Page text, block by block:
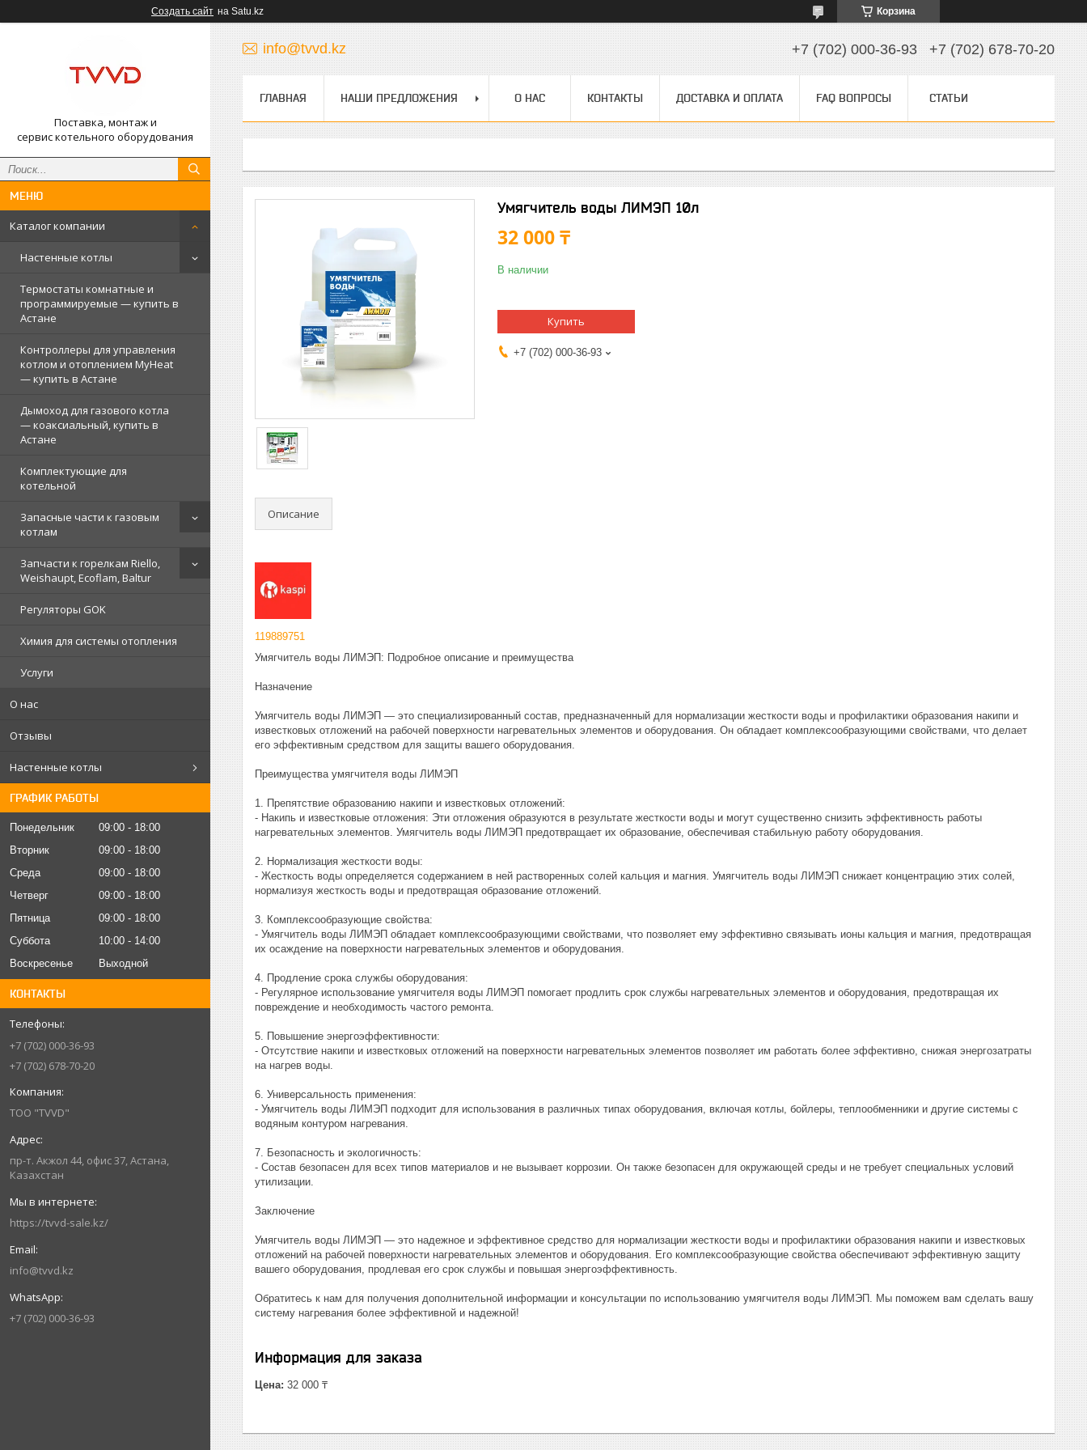
Создать сайт на Satu.kz Корзина
Поставка, монтаж и
сервис котельного оборудования
Каталог компании
Настенные котлы
Термостаты комнатные и
программируемые — купить в
Астане
Контроллеры для управления
котлом и отоплением MyHeat
— купить в Астане
Дымоход для газового котла
— коаксиальный, купить в
Астане
Комплектующие для
котельной
Запасные части к газовым
котлам
Запчасти к горелкам Riello,
Weishaupt, Ecoflam, Baltur
Регуляторы GOK
Химия для системы отопления
Услуги
О нас
Отзывы
Настенные котлы
ГРАФИК РАБОТЫ
Понедельник 09:00
18:00
Вторник
09:00
18:00
Среда
09:00
18:00
Четверг
09:00
18:00
Пятница
09:00
18:00
Суббота
10:00
14:00
Воскресенье
Выходной
КОНТАКТЫ
+7 (702) 000-36-93
+7 (702) 678-70-20
ТОО "TVVD"
пр-т. Акжол 44, офис 37, Астана,
Казахстан
https://tvvd-sale.kz/
info@tvvd.kz
+7 (702) 000-36-93
info@tvvd.kz +7 (702) 000-36-93 +7 (702) 678-70-20
ГЛАВНАЯ НАШИ ПРЕДЛОЖЕНИЯ О НАС КОНТАКТЫ ДОСТАВКА И ОПЛАТА FAQ ВОПРОСЫ СТАТЬИ
Умягчитель воды ЛИМЭП 10л
32 000 ₸
В наличии
Купить
+7 (702) 000-36-93
Описание
119889751
Умягчитель воды ЛИМЭП: Подробное описание и преимущества
Назначение
Умягчитель воды ЛИМЭП — это специализированный состав, предназначенный для нормализации жесткости воды и профилактики образования накипи и
известковых отложений на рабочей поверхности нагревательных элементов и оборудования. Он обладает комплексообразующими свойствами, что делает
его эффективным средством для защиты вашего оборудования.
Преимущества умягчителя воды ЛИМЭП
1. Препятствие образованию накипи и известковых отложений:
- Накипь и известковые отложения: Эти отложения образуются в результате жесткости воды и могут существенно снизить эффективность работы
нагревательных элементов. Умягчитель воды ЛИМЭП предотвращает их образование, обеспечивая стабильную работу оборудования.
2. Нормализация жесткости воды:
- Жесткость воды определяется содержанием в ней растворенных солей кальция и магния. Умягчитель воды ЛИМЭП снижает концентрацию этих солей,
нормализуя жесткость воды и предотвращая образование отложений.
3. Комплексообразующие свойства:
- Умягчитель воды ЛИМЭП обладает комплексообразующими свойствами, что позволяет ему эффективно связывать ионы кальция и магния, предотвращая
их осаждение на поверхности нагревательных элементов и оборудования.
4. Продление срока службы оборудования:
- Регулярное использование умягчителя воды ЛИМЭП помогает продлить срок службы нагревательных элементов и оборудования, предотвращая их
повреждение и необходимость частого ремонта.
5. Повышение энергоэффективности:
- Отсутствие накипи и известковых отложений на поверхности нагревательных элементов позволяет им работать более эффективно, снижая энергозатраты
на нагрев воды.
6. Универсальность применения:
- Умягчитель воды ЛИМЭП подходит для использования в различных типах оборудования, включая котлы, бойлеры, теплообменники и другие системы с
водяным контуром нагревания.
7. Безопасность и экологичность:
- Состав безопасен для всех типов материалов и не вызывает коррозии. Он также безопасен для окружающей среды и не требует специальных условий
утилизации.
Заключение
Умягчитель воды ЛИМЭП — это надежное и эффективное средство для нормализации жесткости воды и профилактики образования накипи и известковых
отложений на рабочей поверхности нагревательных элементов и оборудования. Его комплексообразующие свойства обеспечивают эффективную защиту
вашего оборудования, продлевая его срок службы и повышая энергоэффективность.
Обратитесь к нам для получения дополнительной информации и консультации по использованию умягчителя воды ЛИМЭП. Мы поможем вам сделать вашу
систему нагревания более эффективной и надежной!
Информация для заказа
Цена: 32 000 ₸